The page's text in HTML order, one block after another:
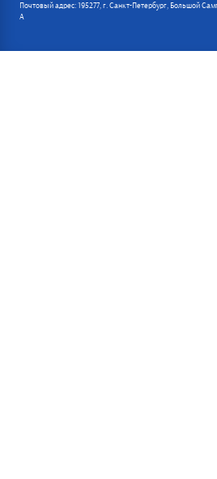
Почтовый адрес: 195277, г. Санкт-Петербург, Большой
А